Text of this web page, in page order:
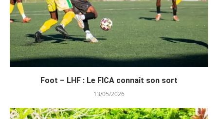
Foot – LHF : Le FICA connaît son sort
13/05/2026